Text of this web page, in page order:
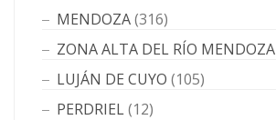
MENDOZA(316)
ZONA ALTA DEL RÍO MENDOZA
LUJÁN DE CUYO (105)
PERDRIEL(12)